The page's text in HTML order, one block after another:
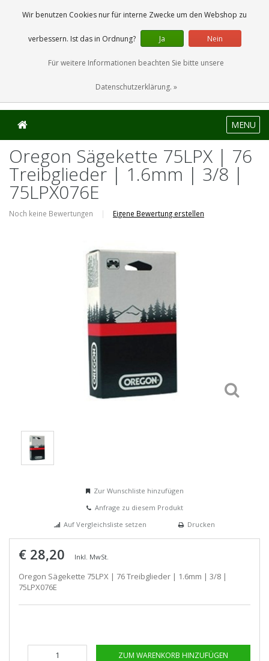
0 Artikel
MENU
Oregon Sägekette 75LPX | 76
Treibglieder | 1.6mm | 3/8 |
75LPX076E
Noch keine Bewertungen | Eigene Bewertung erstellen
Zur Wunschliste hinzufügen
Anfrage zu diesem Produkt
Auf Vergleichsliste setzen
Drucken
€ 28,20 Inkl. MwSt.
Oregon Sägekette 75LPX | 76 Treibglieder | 1.6mm | 3/8 |
75LPX076E
ZUM WARENKORB HINZUFÜGEN
Wir benutzen Cookies nur für interne Zwecke um den Webshop zu
verbessern. Ist das in Ordnung? Ja Nein
Für weitere Informationen beachten Sie bitte unsere
Datenschutzerklärung. »